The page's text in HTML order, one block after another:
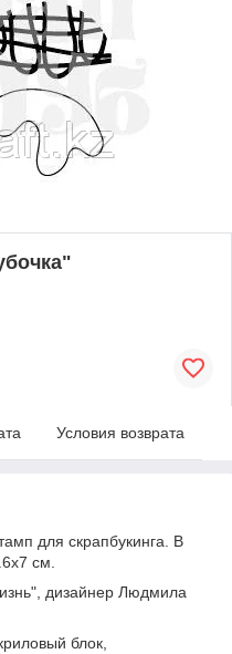
Условия возврата
для скрапбукинга. В
см.
дизайнер Людмила
блок,